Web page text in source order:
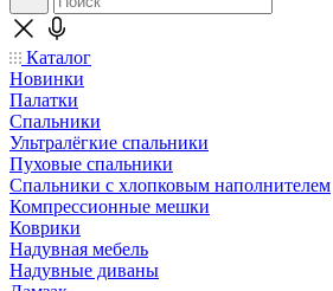
Каталог
Новинки
Палатки
Спальники
Ультралёгкие спальники
Пуховые спальники
Спальники с хлопковым наполнителем
Компрессионные мешки
Коврики
Надувная мебель
Надувные диваны